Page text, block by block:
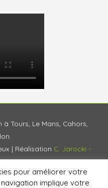
Tours, Le Mans, Cahors,
| Réalisation C. Jarocki -
Blog À propos
pour améliorer votre
implique votre